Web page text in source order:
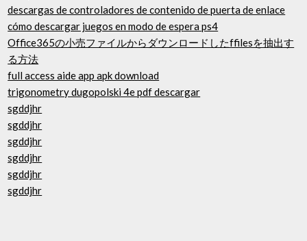
descargas de controladores de contenido de puerta de enlace
cómo descargar juegos en modo de espera ps4
Office365の小売ファイルからダウンロードしたffilesを抽出す
る方法
full access aide app apk download
trigonometry dugopolski 4e pdf descargar
sgddjhr
sgddjhr
sgddjhr
sgddjhr
sgddjhr
sgddjhr